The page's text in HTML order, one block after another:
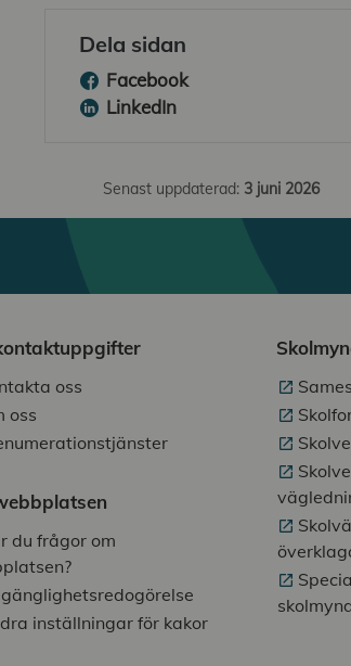
Dela sidan
Facebook
LinkedIn
Senast uppdaterad: 3 juni 2026
oss
oss
du frågor om
inställningar för kakor